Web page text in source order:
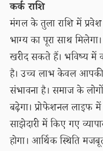
कर्क राशि
मंगल के तुला राशि में
भाग्य का पूरा साथ
खरीद सकते हैं। भविष्य में
है। उच्च लाभ केवल
संभावना है। समाज के
बढ़ेगा। प्रोफेशनल लाइफ
साझेदारी में किए गए
होगा। आर्थिक स्थिति